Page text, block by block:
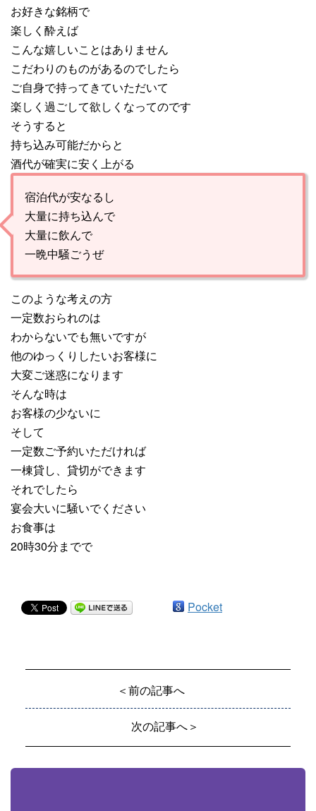
お好きな銘柄で
楽しく酔えば
こんな嬉しいことはありません
こだわりのものがあるのでしたら
ご自身で持ってきていただいて
楽しく過ごして欲しくなってのです
そうすると
持ち込み可能だからと
酒代が確実に安く上がる
宿泊代が安なるし
大量に持ち込んで
大量に飲んで
一晩中騒ごうぜ
このような考えの方
一定数おられのは
わからないでも無いですが
他のゆっくりしたいお客様に
大変ご迷惑になります
そんな時は
お客様の少ないに
そして
一定数ご予約いただければ
一棟貸し、貸切ができます
それでしたら
宴会大いに騒いでください
お食事は
20時30分までで
Pocket
＜前の記事へ
次の記事へ＞